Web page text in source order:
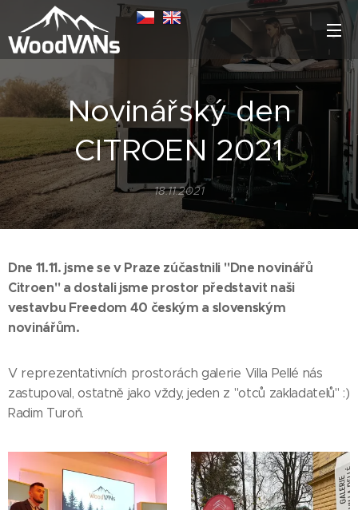
Novinářský den
CITROEN 2021
18.11.2021
Dne 11.11. jsme se v Praze zúčastnili "Dne novinářů
Citroen" a dostali jsme prostor představit naši
vestavbu Freedom 40 českým a slovenským
novinářům.
V reprezentativních prostorách galerie Villa Pellé nás
zastupoval, ostatně jako vždy, jeden z "otců zakladatelů" :)
Radim Turoň.